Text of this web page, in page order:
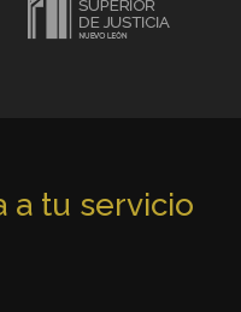
a tu servicio